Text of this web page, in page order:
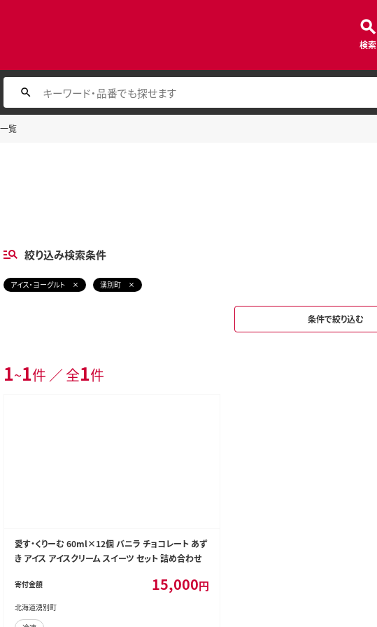
検索
覧
絞り込み検索条件
アイス・ヨーグルト 湧別町
条件で絞り込む
1~1件 ／ 全1件
愛す・くりーむ 60ml×12個 バニラ チョコレート あず
き アイス アイスクリーム スイーツ セット 詰め合わせ
寄付金額 15,000円
北海道湧別町